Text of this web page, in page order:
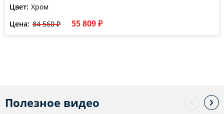
Цвет: Хром
Цена: 84 560 ₽ 55 809 ₽
Полезное видео